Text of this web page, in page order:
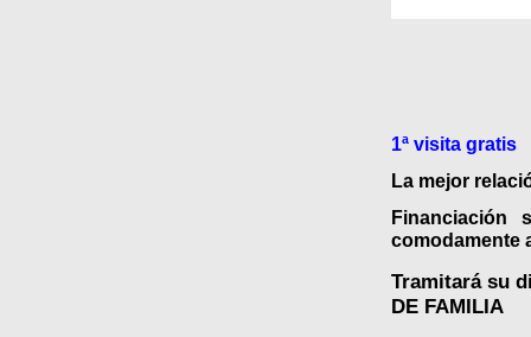
1ª visita gratis
La mejor
comodamente
Tramitará su
DE FAMILIA